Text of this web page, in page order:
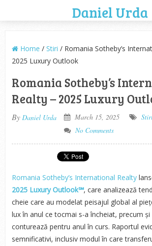
Daniel Urda
Home / Stiri / Romania Sotheby’s
2025 Luxury Outlook
Romania Sotheby’s
Realty – 2025 Luxury
By Daniel Urda March 15, 2025
No Comments
Romania Sotheby’s International Realty
2025 Luxury Outlook℠, care analizează
cheie care au modelat peisajul global al
lux în anul ce tocmai s-a încheiat, precum și
conturează pentru anul în curs. Raportul
semnificativi, inclusiv modul în care